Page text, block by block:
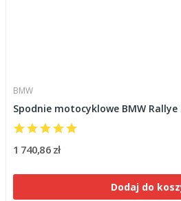
BMW
Spodnie motocyklowe BMW Rallye
1 740,86 zł
Dodaj do